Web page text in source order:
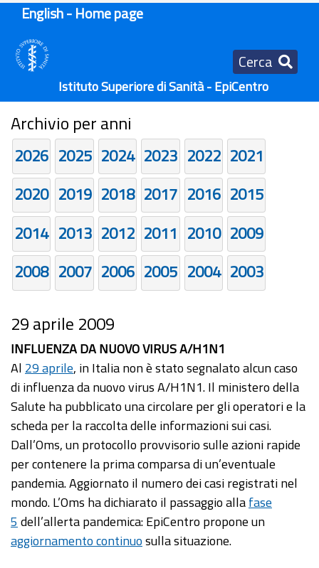
English - Home page
Cerca
Istituto Superiore di Sanità - EpiCentro
Archivio per anni
2026 2025 2024 2023 2022 2021
2020 2019 2018 2017 2016 2015
2014 2013 2012 2011 2010 2009
2008 2007 2006 2005 2004 2003
29 aprile 2009
INFLUENZA DA NUOVO VIRUS A/H1N1
Al 29 aprile, in Italia non è stato segnalato alcun caso
di influenza da nuovo virus A/H1N1. Il ministero della
Salute ha pubblicato una circolare per gli operatori e la
scheda per la raccolta delle informazioni sui casi.
Dall’Oms, un protocollo provvisorio sulle azioni rapide
per contenere la prima comparsa di un’eventuale
pandemia. Aggiornato il numero dei casi registrati nel
mondo. L’Oms ha dichiarato il passaggio allafase
5 dell’allerta pandemica: EpiCentro propone un
aggiornamento continuosulla situazione.